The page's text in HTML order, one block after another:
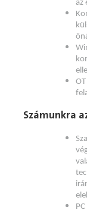
az
Számunkra